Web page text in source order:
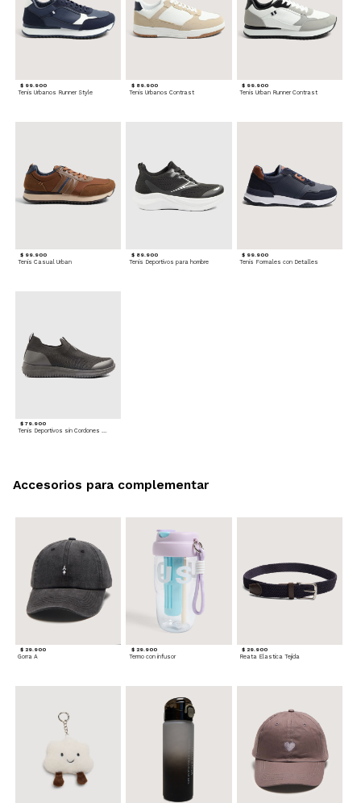
$ 99.900
Tenis Urbanos Runner Style
$ 89.900
Tenis Urbanos Contrast
$ 99.900
Tenis Urban Runner Contrast
$ 99.900
Tenis Casual Urban
$ 89.900
Tenis Deportivos para hombre
$ 99.900
Tenis Formales con Detalles
$ 79.900
Tenis Deportivos sin Cordones para hombre
$ 29.900
Gorra A
$ 29.900
Termo con infusor
$ 29.900
Reata Elastica Tejida
Accesorios para complementar